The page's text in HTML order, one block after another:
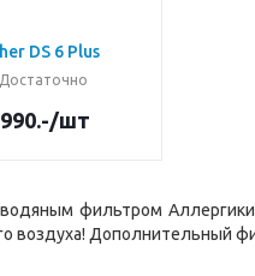
DS 6 Plus
Достаточно
/шт
фильтром
воздуха! Дополнительный